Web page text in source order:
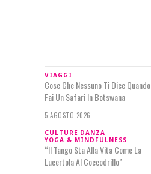
VIAGGI
Cose Che Nessuno Ti Dice Quando
Fai Un Safari In Botswana
5 AGOSTO 2026
CULTURE DANZA
YOGA & MINDFULNESS
“Il Tango Sta Alla Vita Come La
Lucertola Al Coccodrillo”